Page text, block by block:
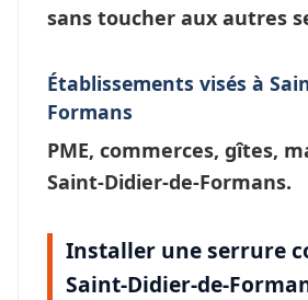
sans toucher aux autres
Établissements visés à
Formans
PME, commerces, gîtes,
Saint-Didier-de-Formans.
Installer une serrure
Saint-Didier-de-